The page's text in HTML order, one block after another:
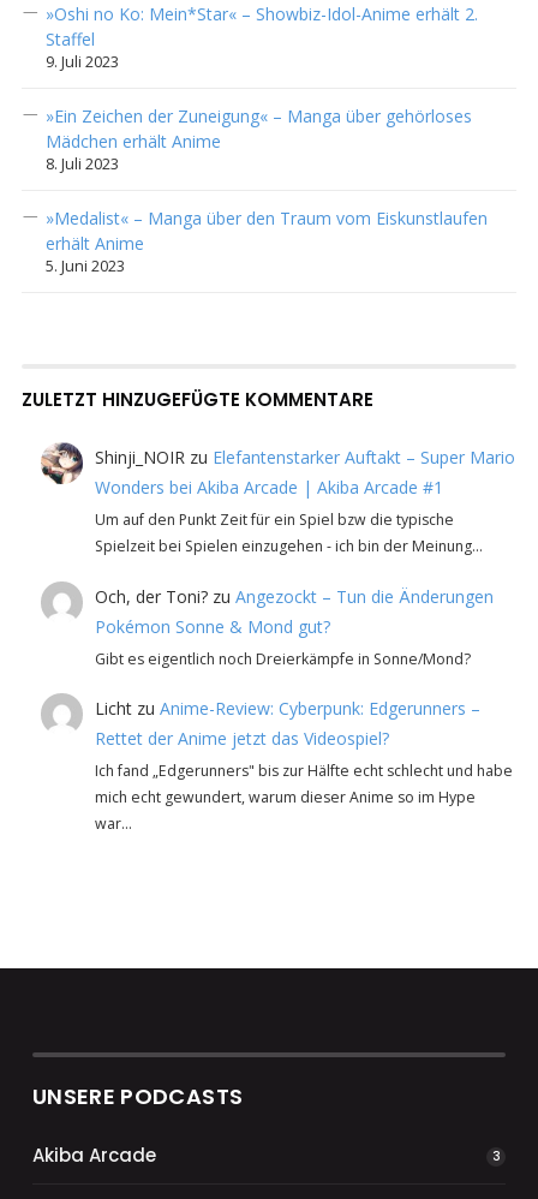
»Oshi no Ko: Mein*Star« – Showbiz-Idol-Anime erhält 2.
Staffel
9. Juli 2023
»Ein Zeichen der Zuneigung« – Manga über gehörloses
Mädchen erhält Anime
8. Juli 2023
»Medalist« – Manga über den Traum vom Eiskunstlaufen
erhält Anime
5. Juni 2023
ZULETZT HINZUGEFÜGTE KOMMENTARE
Shinji_NOIR zu Elefantenstarker Auftakt – Super Mario
Wonders bei Akiba Arcade | Akiba Arcade #1
Um auf den Punkt Zeit für ein Spiel bzw die typische
Spielzeit bei Spielen einzugehen - ich bin der Meinung…
Och, der Toni? zuAngezockt – Tun die Änderungen
Pokémon Sonne & Mond gut?
Gibt es eigentlich noch Dreierkämpfe in Sonne/Mond?
Licht zuAnime-Review: Cyberpunk: Edgerunners –
Rettet der Anime jetzt das Videospiel?
Ich fand „Edgerunners" bis zur Hälfte echt schlecht und habe
mich echt gewundert, warum dieser Anime so im Hype
war…
UNSERE PODCASTS
Akiba Arcade 3